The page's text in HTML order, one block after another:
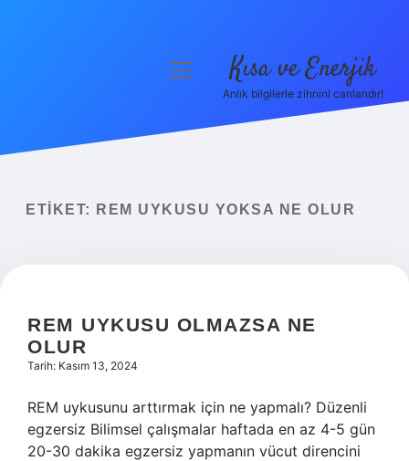
Yasal Uyarı
menüyü
Kısa ve Enerjik
Anlık bilgilerle zihnini canlandır!
ETIKET: REM UYKUSU YOKSA NE OLUR
REM UYKUSU OLMAZSA NE
OLUR
Tarih: Kasım 13, 2024
REM uykusunu arttırmak için ne yapmalı? Düzenli
egzersiz Bilimsel çalışmalar haftada en az 4-5 gün
20-30 dakika egzersiz yapmanın vücut direncini